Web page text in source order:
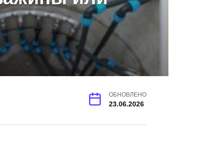
ОБНОВЛЕНО
23.06.2026